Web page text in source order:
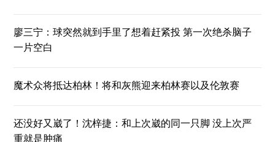
廖三宁：球突然就到手里了想着赶紧投 第一次绝杀脑子
一片空白
魔术众将抵达柏林！将和灰熊迎来柏林赛以及伦敦赛
还没好又崴了！沈梓捷：和上次崴的同一只脚 没上次严
重就是肿痛